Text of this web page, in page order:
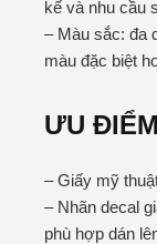
kế và nhu cầu
– Màu sắc: đa
màu đặc biệt
ƯU
– Giấy mỹ
– Nhãn decal
phù hợp dán